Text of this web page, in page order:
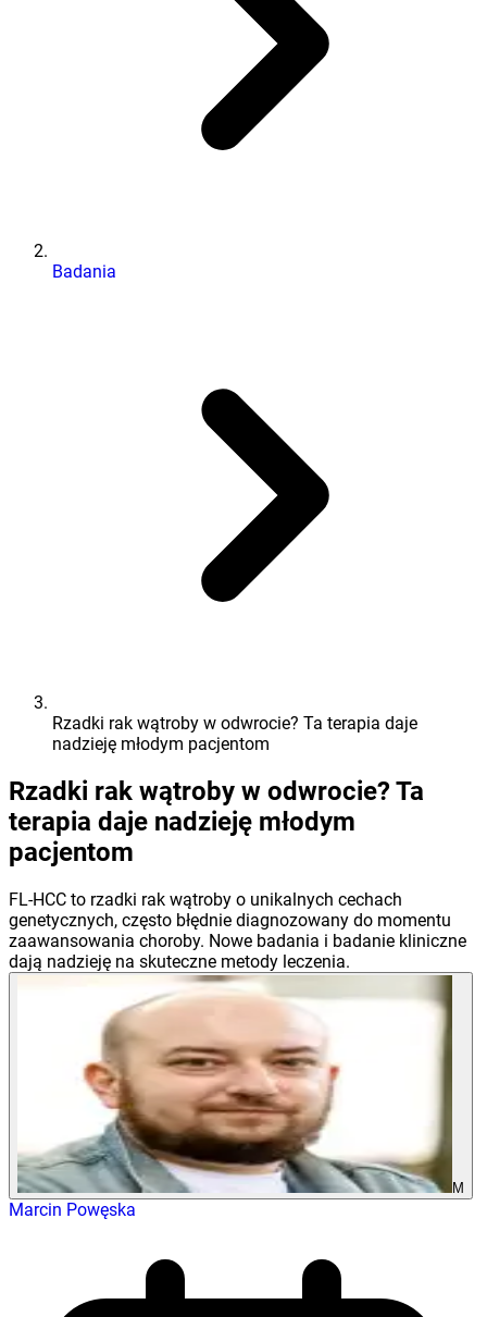
Badania
Rzadki rak wątroby w odwrocie? Ta terapia daje
nadzieję młodym pacjentom
Rzadki rak wątroby w odwrocie? Ta
terapia daje nadzieję młodym
pacjentom
FL-HCC to rzadki rak wątroby o unikalnych cechach
genetycznych, często błędnie diagnozowany do momentu
zaawansowania choroby. Nowe badania i badanie kliniczne
dają nadzieję na skuteczne metody leczenia.
M
Marcin Powęska